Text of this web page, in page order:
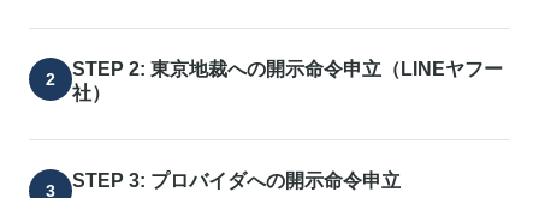
STEP 2: 東京地裁への開示命令申立（LINEヤフー
社）
STEP 3: プロバイダへの開示命令申立